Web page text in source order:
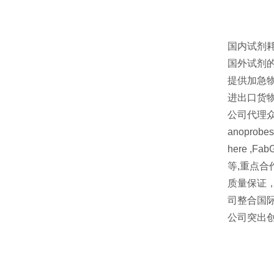
国内试剂
国外试剂
提供加急
进出口货
公司代理
here
等,重点合
质量保证
司整合国
公司突出